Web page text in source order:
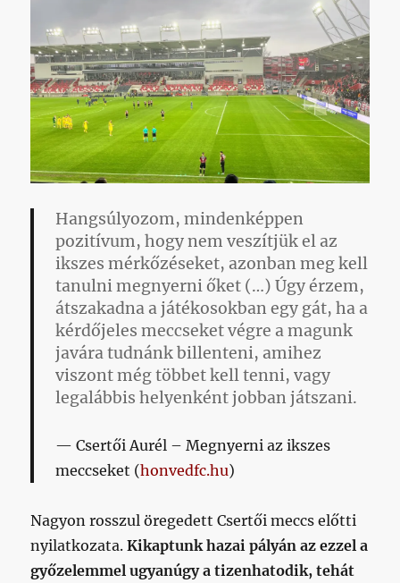
Hangsúlyozom, mindenképpen
pozitívum, hogy nem veszítjük el az
ikszes mérkőzéseket, azonban meg kell
tanulni megnyerni őket (…) Úgy érzem,
átszakadna a játékosokban egy gát, ha a
kérdőjeles meccseket végre a magunk
javára tudnánk billenteni, amihez
viszont még többet kell tenni, vagy
legalábbis helyenként jobban játszani.
Csertői Aurél – Megnyerni az ikszes
meccseket (honvedfc.hu)
Nagyon rosszul öregedett Csertői meccs előtti
nyilatkozata.Kikaptunk hazai pályán az ezzel a
győzelemmel ugyanúgy a tizenhatodik, tehát